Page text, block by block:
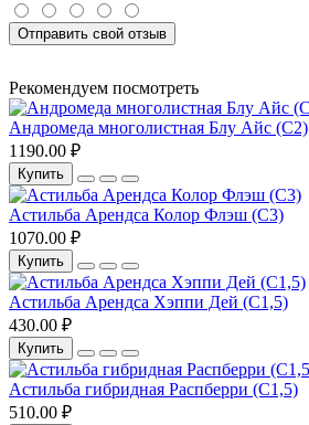
Отправить свой отзыв
Рекомендуем посмотреть
Андромеда многолистная Блу Айс (С2)
1190.00 ₽
Купить
Астильба Арендса Колор Флэш (С3)
1070.00 ₽
Купить
Астильба Арендса Хэппи Дей (С1,5)
430.00 ₽
Купить
Астильба гибридная Распберри (С1,5)
510.00 ₽